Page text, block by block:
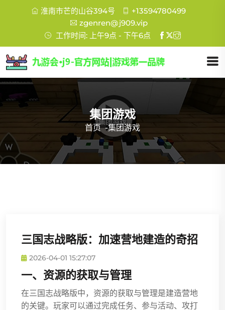
淮南市芒的山谷394号
+13594780499
zgenren@j909.vip
工作时间: 上午9点 - 下午6点
集团游戏
首页 -集团游戏
三国志战略版：加速营地建造的奇招
2026-04-01 15:27:07
一、资源的获取与管理
在三国志战略版中，资源的获取与管理是建造营地
的关键。玩家可以通过完成任务、参与活动、攻打